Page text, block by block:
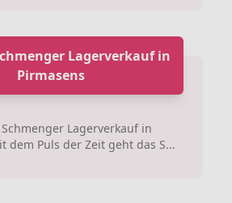
Lagerverkauf in
Pirmasens
Lagerverkauf in
dem Puls der Zeit geht das S...